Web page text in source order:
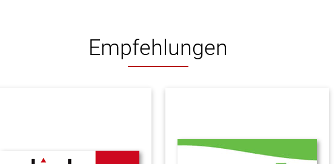
Empfehlungen